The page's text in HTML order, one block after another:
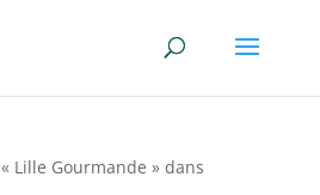
« Lille Gourmande » dans